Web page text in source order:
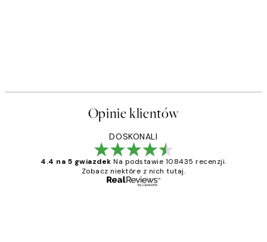
Opinie klientów
DOSKONALI
4.4 na 5 gwiazdek Na podstawie 108435 recenzji.
Zobacz niektóre z nich tutaj.